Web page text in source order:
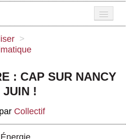
>
: CAP SUR NANCY
JUIN !
par Collectif